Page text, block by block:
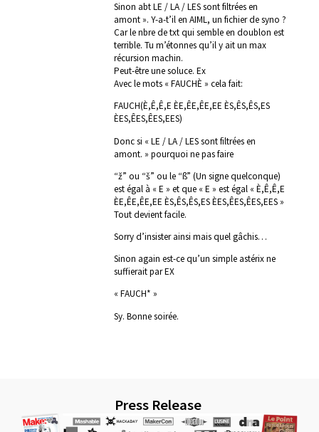
Sinon abt LE / LA / LES sont filtrées en
amont ». Y-a-t’il en AIML, un fichier de syno ?
Car le nbre de txt qui semble en doublon est
terrible. Tu m’étonnes qu’il y ait un max
récursion machin.
Peut-être une soluce. Ex
Avec le mots « FAUCHÈ » cela fait:
FAUCH(È,Ê,Ê,E ÈE,ÊE,ÊE,EE ÈS,ÊS,ÊS,ES
ÈES,ÊES,ÊES,EES)
Donc si « LE / LA / LES sont filtrées en
amont. » pourquoi ne pas faire
“ž” ou “š” ou le “ß” (Un signe quelconque)
est égal à « E » et que « E » est égal « È,Ê,Ê,E
ÈE,ÊE,ÊE,EE ÈS,ÊS,ÊS,ES ÈES,ÊES,ÊES,EES »
Tout devient facile.
Sorry d’insister ainsi mais quel gâchis…
Sinon again est-ce qu’un simple astérix ne
suffierait par EX
« FAUCH* »
Sy. Bonne soirée.
Press Release